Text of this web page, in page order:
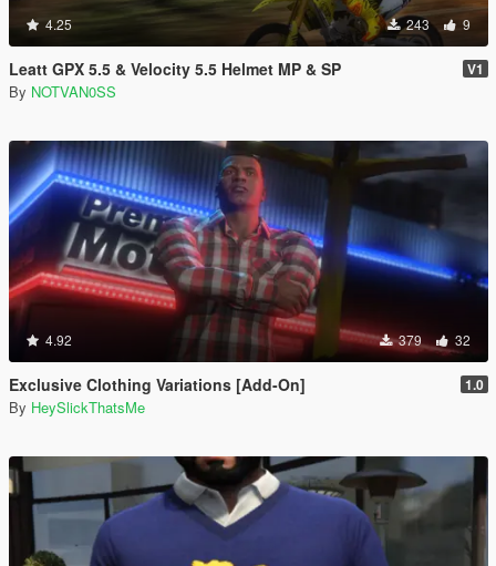
4.25 243 9
Leatt GPX 5.5 & Velocity 5.5 Helmet MP & SP V1
By NOTVAN0SS
4.92 379 32
Exclusive Clothing Variations [Add-On] 1.0
By HeySlickThatsMe